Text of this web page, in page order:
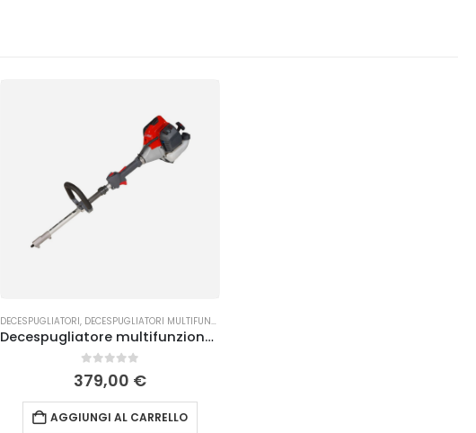
DECESPUGLIATORI, DECESPUGLIATORI MULTIFUNZIONE
Decespugliatore multifunzione DS 3000 D – Unità motore Efco
0Su 5
379,00 €
AGGIUNGI AL CARRELLO